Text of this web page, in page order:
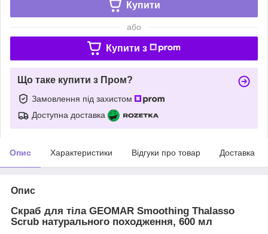
Купити
або
Купити з
Що таке купити з Пром?
Замовлення під захистом
Доступна доставка
Опис Характеристики Відгуки про товар Доставка
Опис
Скраб для тіла GEOMAR Smoothing Thalasso
Scrub натурального походження, 600 мл